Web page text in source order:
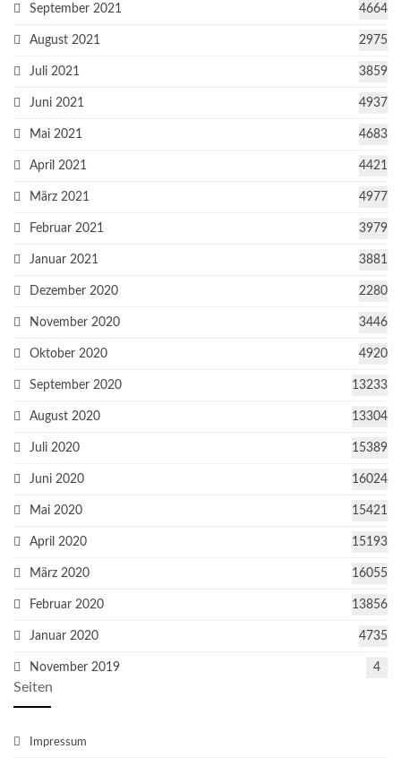
September 2021 4664
August 2021 2975
Juli 2021 3859
Juni 2021 4937
Mai 2021 4683
April 2021 4421
März 2021 4977
Februar 2021 3979
Januar 2021 3881
Dezember 2020 2280
November 2020 3446
Oktober 2020 4920
September 2020 13233
August 2020 13304
Juli 2020 15389
Juni 2020 16024
Mai 2020 15421
April 2020 15193
März 2020 16055
Februar 2020 13856
Januar 2020 4735
November 2019 4
Seiten
Impressum